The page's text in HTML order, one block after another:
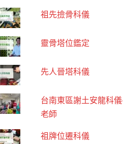
祖先撿骨科儀
靈骨塔位鑑定
先人晉塔科儀
台南東區謝土安龍科
老師
祖牌位遷科儀